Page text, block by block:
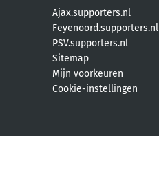
Ajax.supporters.nl
Feyenoord.supporters.nl
PSV.supporters.nl
Sitemap
Mijn voorkeuren
Cookie-instellingen